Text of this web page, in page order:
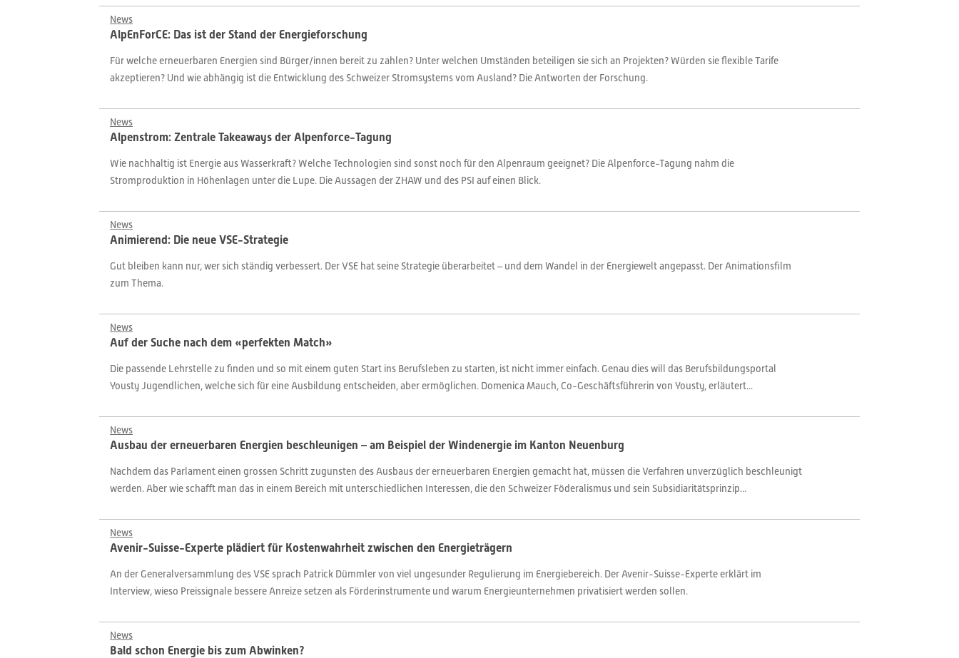
News
AlpEnForCE: Das ist der Stand der Energieforschung
Für welche erneuerbaren Energien sind Bürger/innen bereit zu zahlen? Unter welchen Umständen beteiligen sie sich an Projekten? Würden sie flexible Tarife
akzeptieren? Und wie abhängig ist die Entwicklung des Schweizer Stromsystems vom Ausland? Die Antworten der Forschung.
News
Alpenstrom: Zentrale Takeaways der Alpenforce-Tagung
Wie nachhaltig ist Energie aus Wasserkraft? Welche Technologien sind sonst noch für den Alpenraum geeignet? Die Alpenforce-Tagung nahm die
Stromproduktion in Höhenlagen unter die Lupe. Die Aussagen der ZHAW und des PSI auf einen Blick.
News
Animierend: Die neue VSE-Strategie
Gut bleiben kann nur, wer sich ständig verbessert. Der VSE hat seine Strategie überarbeitet – und dem Wandel in der Energiewelt angepasst. Der Animationsfilm
zum Thema.
News
Auf der Suche nach dem «perfekten Match»
Die passende Lehrstelle zu finden und so mit einem guten Start ins Berufsleben zu starten, ist nicht immer einfach. Genau dies will das Berufsbildungsportal
Yousty Jugendlichen, welche sich für eine Ausbildung entscheiden, aber ermöglichen. Domenica Mauch, Co-Geschäftsführerin von Yousty, erläutert...
News
Ausbau der erneuerbaren Energien beschleunigen – am Beispiel der Windenergie im Kanton Neuenburg
Nachdem das Parlament einen grossen Schritt zugunsten des Ausbaus der erneuerbaren Energien gemacht hat, müssen die Verfahren unverzüglich beschleunigt
werden. Aber wie schafft man das in einem Bereich mit unterschiedlichen Interessen, die den Schweizer Föderalismus und sein Subsidiaritätsprinzip...
News
Avenir-Suisse-Experte plädiert für Kostenwahrheit zwischen den Energieträgern
An der Generalversammlung des VSE sprach Patrick Dümmler von viel ungesunder Regulierung im Energiebereich. Der Avenir-Suisse-Experte erklärt im
Interview, wieso Preissignale bessere Anreize setzen als Förderinstrumente und warum Energieunternehmen privatisiert werden sollen.
News
Bald schon Energie bis zum Abwinken?